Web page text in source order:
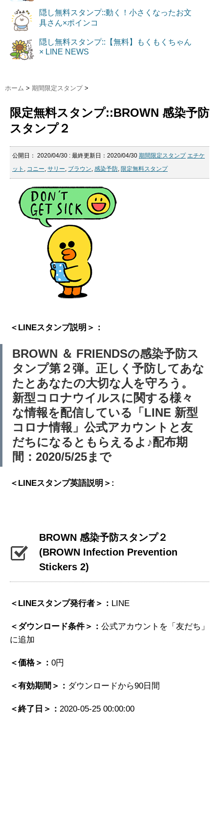
隠し無料スタンプ::動く！小さくなったお文
具さん×ポインコ
隠し無料スタンプ::【無料】もくもくちゃん
× LINE NEWS
ホーム > 期間限定スタンプ >
限定無料スタンプ::BROWN 感染予防
スタンプ２
公開日： 2020/04/30 : 最終更新日：2020/04/30 期間限定スタンプ エチケ
ット , コニー, サリー, ブラウン, 感染予防, 限定無料スタンプ
＜LINEスタンプ説明＞：
BROWN ＆ FRIENDSの感染予防ス
タンプ第２弾。正しく予防してあな
たとあなたの大切な人を守ろう。
新型コロナウイルスに関する様々
な情報を配信している「LINE 新型
コロナ情報」公式アカウントと友
だちになるともらえるよ♪配布期
間：2020/5/25まで
＜LINEスタンプ英語説明＞:
BROWN 感染予防スタンプ２
(BROWN Infection Prevention
Stickers 2)
＜LINEスタンプ発行者＞： LINE
＜ダウンロード条件＞： 公式アカウントを「友だち」
に追加
＜価格＞： 0円
＜有効期間＞： ダウンロードから90日間
＜終了日＞： 2020-05-25 00:00:00